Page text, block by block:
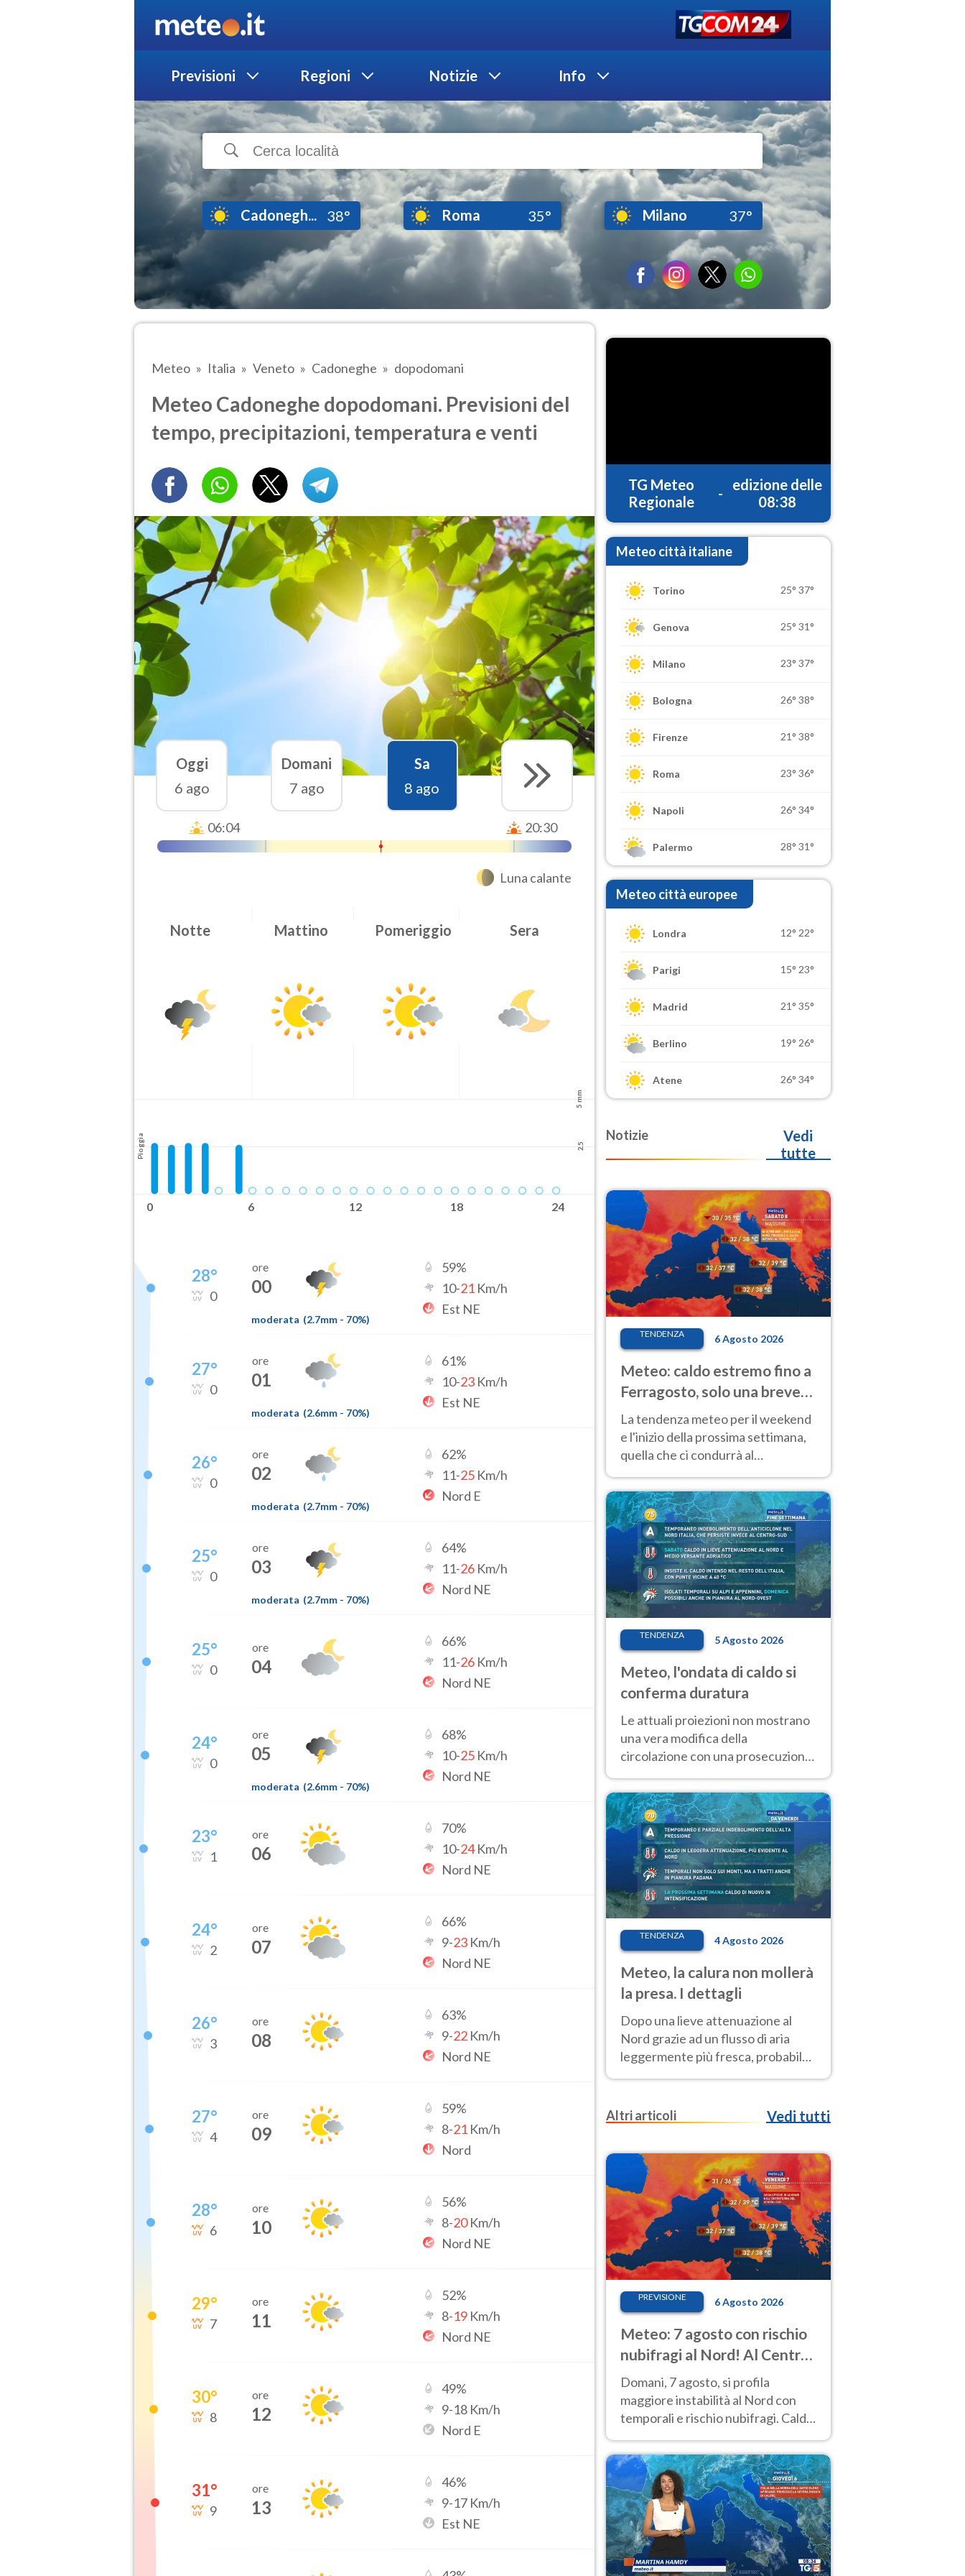
Previsioni Regioni Notizie Info
Cadonegh... 38° Roma 35° Milano 37°
Meteo Italia Veneto Cadoneghe dopodomani
Meteo Cadoneghe dopodomani. Previsioni del
tempo, precipitazioni, temperatura e venti
Oggi
6 ago
Domani
7 ago
Sa
8 ago
06:04 20:30
Luna calante
Notte Mattino Pomeriggio Sera
5 mm
2.5
Pioggia
0 6 12 18 24
28°
0
ore
00
moderata (2.7mm - 70%)
59%
10-21 Km/h
Est NE
27°
0
ore
01
moderata (2.6mm - 70%)
61%
10-23 Km/h
Est NE
26°
0
ore
02
moderata (2.7mm - 70%)
62%
11-25 Km/h
Nord E
25°
0
ore
03
moderata (2.7mm - 70%)
64%
11-26 Km/h
Nord NE
25°
0
ore
04
66%
11-26 Km/h
Nord NE
24°
0
ore
05
moderata (2.6mm - 70%)
68%
10-25 Km/h
Nord NE
23°
1
ore
06
70%
10-24Km/h
Nord NE
24°
2
ore
07
66%
9-23 Km/h
Nord NE
26°
3
ore
08
63%
9-22 Km/h
Nord NE
27°
4
ore
09
59%
8-21 Km/h
Nord
28°
6
ore
10
56%
8-20Km/h
Nord NE
29°
7
ore
11
52%
8-19 Km/h
Nord NE
30°
8
ore
12
49%
9-18 Km/h
Nord E
31°
9
ore
13
46%
9-17 Km/h
Est NE
TG Meteo
Regionale
-
edizione delle
08:38
Meteo città italiane
Torino 25° 37°
Genova 25° 31°
Milano 23° 37°
Bologna 26° 38°
Firenze 21° 38°
Roma 23° 36°
Napoli 26° 34°
Palermo 28° 31°
Meteo città europee
Londra 12° 22°
Parigi 15° 23°
Madrid 21° 35°
Berlino 19° 26°
Atene 26° 34°
Notizie
Vedi
tutte
TENDENZA 6 Agosto 2026
Meteo: caldo estremo fino a
Ferragosto, solo una breve
pausa. Ecco dove
La tendenza meteo per il weekend
e l'inizio della prossima settimana,
quella che ci condurrà al
temperature molto elevate
TENDENZA 5 Agosto 2026
Meteo, l'ondata di caldo si
conferma duratura
Le attuali proiezioni non mostrano
una vera modifica della
circolazione con una prosecuzione
giorni, compresa la settimana di
Ferragosto
TENDENZA 4 Agosto 2026
Meteo, la calura non mollerà
la presa. I dettagli
Dopo una lieve attenuazione al
Nord grazie ad un flusso di aria
leggermente più fresca, probabile
nuovo rinforzo dell’anticiclone
Altri articoli
Vedi tutti
PREVISIONE 6 Agosto 2026
Meteo: 7 agosto con rischio
nubifragi al Nord! Al Centro-
Sud caldo estremo
Domani, 7 agosto, si profila
maggiore instabilità al Nord con
temporali e rischio nubifragi. Caldo
previsioni.